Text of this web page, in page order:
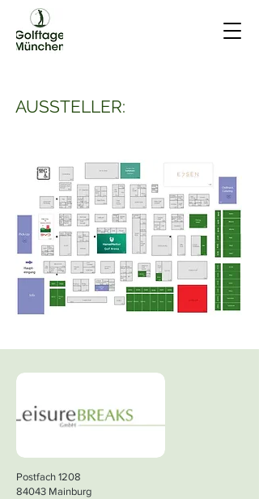
AUSSTELLER:
Postfach 1208
84043 Mainburg